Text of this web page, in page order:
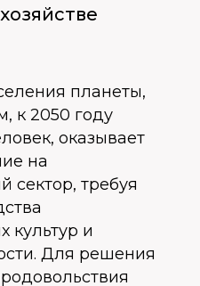
планеты,
к 2050 году
оказывает
на
сектор, требуя
культур и
Для решения